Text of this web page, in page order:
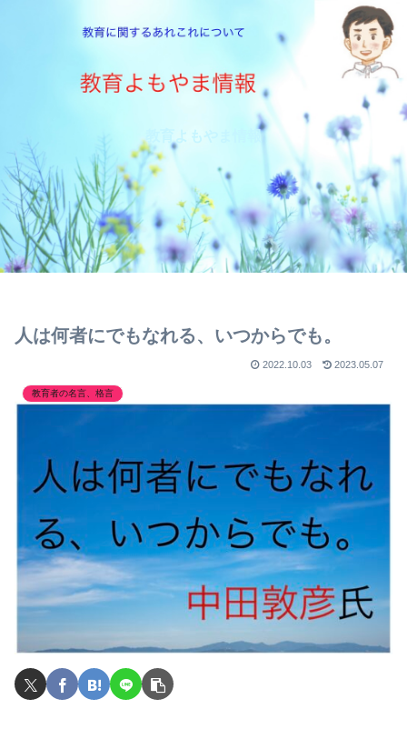
教育よもやま情報
人は何者にでもなれる、いつからでも。
2022.10.03 2023.05.07
教育者の名言、格言